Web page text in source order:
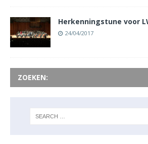
Herkenningstune voor
24/04/2017
ZOEKEN: